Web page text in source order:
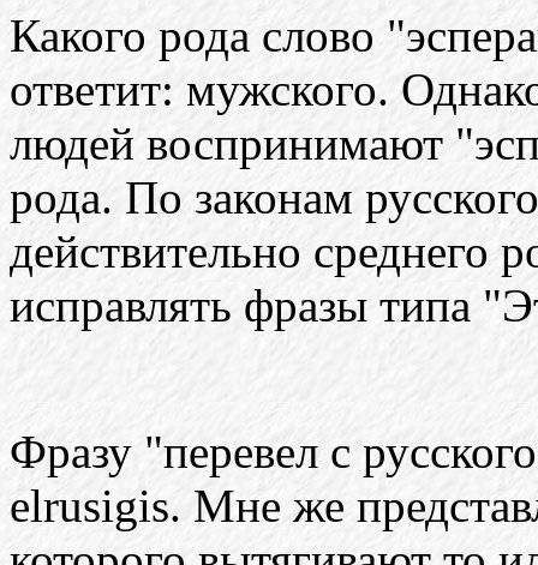
Какого рода слово
ответит: мужского.
людей воспринимают
рода. По законам
действительно среднего
исправлять фразы типа
Фразу "перевел с
elrusigis. Мне же